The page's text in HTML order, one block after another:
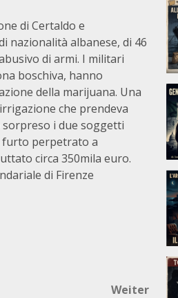
di Certaldo e
nazionalità albanese, di 46
di armi. I militari
boschiva, hanno
della marijuana. Una
che prendeva
sorpreso i due soggetti
furto perpetrato a
circa 350mila euro.
di Firenze
Weiter